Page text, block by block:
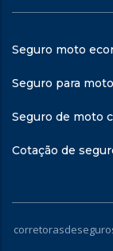
Seguro moto
Seguro para
Seguro de moto
Cotação de